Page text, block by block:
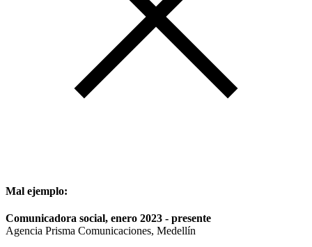
Mal ejemplo:
Comunicadora social, enero 2023 - presente
Agencia Prisma Comunicaciones, Medellín